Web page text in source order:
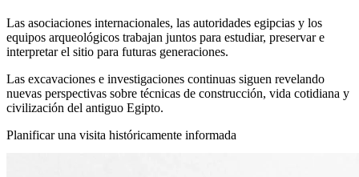
Las asociaciones internacionales, las autoridades egipcias y los
equipos arqueológicos trabajan juntos para estudiar, preservar e
interpretar el sitio para futuras generaciones.
Las excavaciones e investigaciones continuas siguen revelando
nuevas perspectivas sobre técnicas de construcción, vida cotidiana y
civilización del antiguo Egipto.
Planificar una visita históricamente informada